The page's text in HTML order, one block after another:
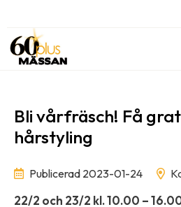
Bli vårfräsch! Få
hårstyling
Publicerad 2023-01-24
22/2 och 23/2 kl. 10.00 –